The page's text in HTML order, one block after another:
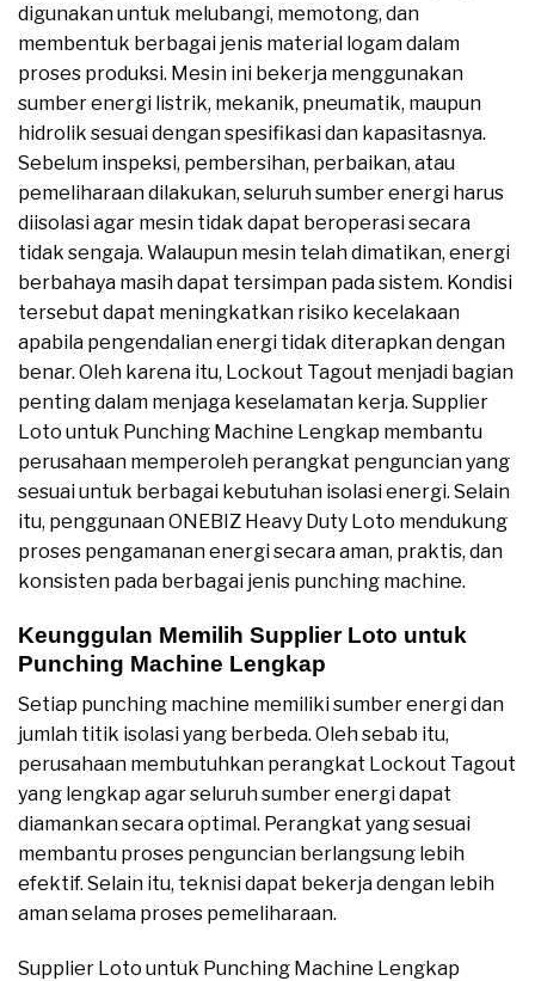
digunakan untuk melubangi, memotong, dan
membentuk berbagai jenis material logam dalam
proses produksi. Mesin ini bekerja menggunakan
sumber energi listrik, mekanik, pneumatik, maupun
hidrolik sesuai dengan spesifikasi dan kapasitasnya.
Sebelum inspeksi, pembersihan, perbaikan, atau
pemeliharaan dilakukan, seluruh sumber energi harus
diisolasi agar mesin tidak dapat beroperasi secara
tidak sengaja. Walaupun mesin telah dimatikan, energi
berbahaya masih dapat tersimpan pada sistem. Kondisi
tersebut dapat meningkatkan risiko kecelakaan
apabila pengendalian energi tidak diterapkan dengan
benar. Oleh karena itu, Lockout Tagout menjadi bagian
penting dalam menjaga keselamatan kerja. Supplier
Loto untuk Punching Machine Lengkap membantu
perusahaan memperoleh perangkat penguncian yang
sesuai untuk berbagai kebutuhan isolasi energi. Selain
itu, penggunaan ONEBIZ Heavy Duty Loto mendukung
proses pengamanan energi secara aman, praktis, dan
konsisten pada berbagai jenis punching machine.
Keunggulan Memilih Supplier Loto untuk
Punching Machine Lengkap
Setiap punching machine memiliki sumber energi dan
jumlah titik isolasi yang berbeda. Oleh sebab itu,
perusahaan membutuhkan perangkat Lockout Tagout
yang lengkap agar seluruh sumber energi dapat
diamankan secara optimal. Perangkat yang sesuai
membantu proses penguncian berlangsung lebih
efektif. Selain itu, teknisi dapat bekerja dengan lebih
aman selama proses pemeliharaan.
Supplier Loto untuk Punching Machine Lengkap